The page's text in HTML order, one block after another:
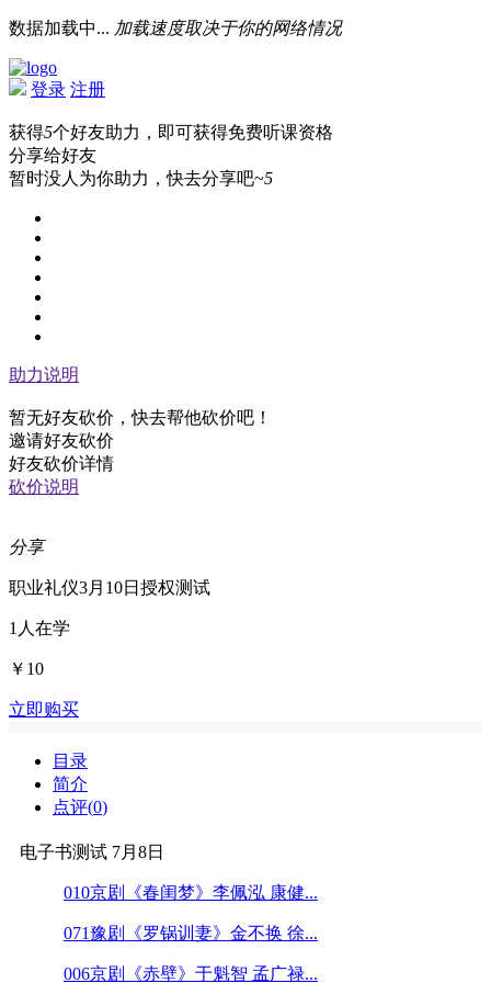
数据加载中... 加载速度取决于你的网络情况
登录 注册
获得5个好友助力，即可获得免费听课资格
分享给好友
暂时没人为你助力，快去分享吧~5
助力说明
暂无好友砍价，快去帮他砍价吧！
邀请好友砍价
好友砍价详情
砍价说明
分享
职业礼仪3月10日授权测试
1 人在学
￥10
立即购买
目录
简介
点评(0)
电子书测试 7月8日
010京剧《春闺梦》李佩泓 康健...
071豫剧《罗锅训妻》金不换 徐...
006京剧《赤壁》于魁智 孟广禄...